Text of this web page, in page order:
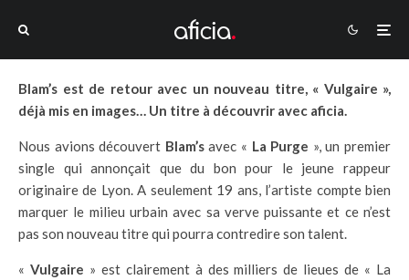
Blam’s est de retour avec un nouveau titre, « Vulgaire »,
déjà mis en images… Un titre à découvrir avec aficia.
Nous avions découvert Blam’savec « La Purge », un premier
single qui annonçait que du bon pour le jeune rappeur
originaire de Lyon. A seulement 19 ans, l’artiste compte bien
marquer le milieu urbain avec sa verve puissante et ce n’est
pas son nouveau titre qui pourra contredire son talent.
« Vulgaire » est clairement à des milliers de lieues de « La